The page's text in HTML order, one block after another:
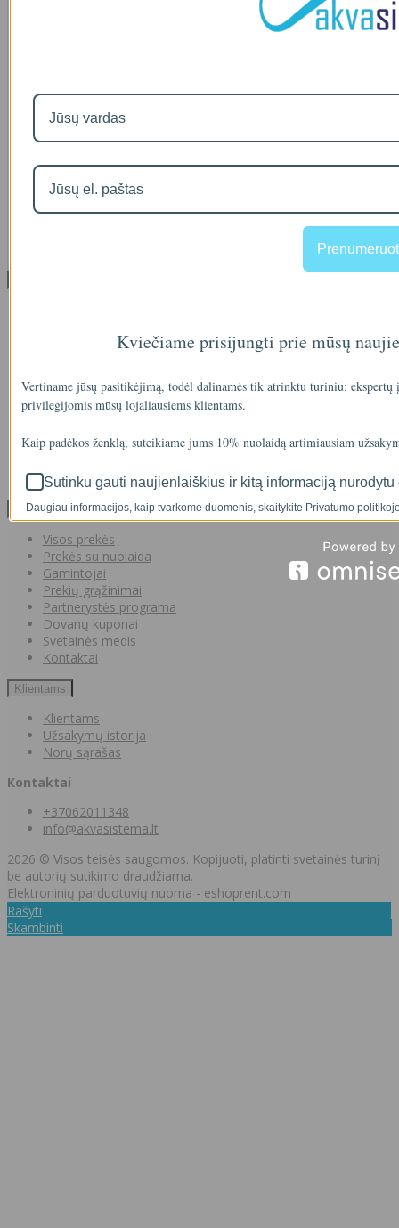
€2
IŠMANAUS VANDENS NUOTĖKIO DETEKTORIAUS PRIEDAS
Prekių grąžinimas
NEMOKAMI VANDENS TYRIMAI
Privatumo politika
NAUJIENOS
Informacija pagal BDAR
Klientų aptarnavimas
Visos prekės
Prekės su nuolaida
Gamintojai
Prekių grąžinimai
Partnerystės programa
Dovanų kuponai
Svetainės medis
Kontaktai
Klientams
Klientams
Užsakymų istorija
Norų sąrašas
Kontaktai
+37062011348
info@akvasistema.lt
2026 © Visos teisės saugomos. Kopijuoti, platinti svetainės turinį
be autorių sutikimo draudžiama.
Elektroninių parduotuvių nuoma - eshoprent.com
Rašyti
Skambinti
Kviečiame prisijungti prie mūsų
Vertiname jūsų pasitikėjimą, todėl dalinamės tik atrinktu turiniu:
privilegijomis mūsų lojaliausiems klientams.
Kaip padėkos ženklą, suteikiame jums 10% nuolaidą artimiausiam
Sutinku gauti naujienlaiškius ir kitą informaciją
Daugiau informacijos, kaip tvarkome duomenis, skaitykite Privatumo